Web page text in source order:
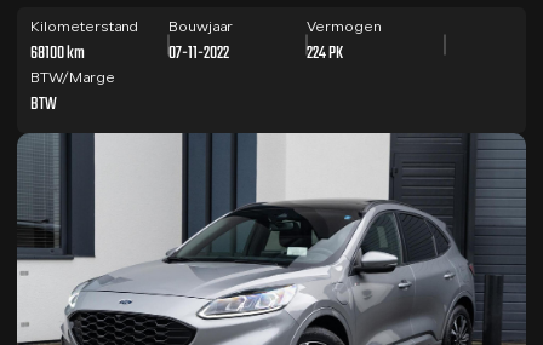
Kilometerstand
68100 km
Bouwjaar
07-11-2022
Vermogen
224 PK
BTW/Marge
BTW